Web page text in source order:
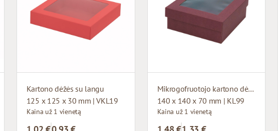
Kartono dėžės su langu
125 x 125 x 30 mm | VKL19
Kaina už 1 vienetą
Mikrogofruotojo kartono dėžutė su langu
140 x 140 x 70 mm | KL99
Kaina už 1 vienetą